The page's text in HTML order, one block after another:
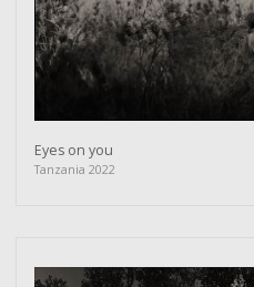
Eyes on you
Tanzania 2022